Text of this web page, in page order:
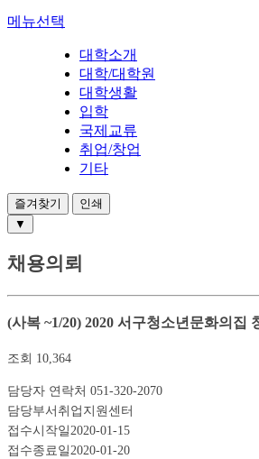
메뉴선택
대학소개
대학/대학원
대학생활
입학
국제교류
취업/창업
기타
즐겨찾기
인쇄
▼
채용의뢰
(사복 ~1/20) 2020 서구청소년문화의집
조회 10,364
담당자 연락처 051-320-2070
담당부서 취업지원센터
접수시작일2020-01-15
접수종료일2020-01-20